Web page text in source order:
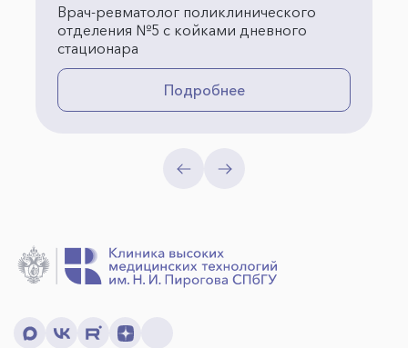
Врач-ревматолог поликлинического
отделения №5 с койками дневного
стационара
Подробнее